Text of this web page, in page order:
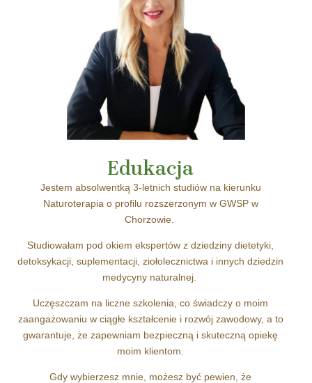
Edukacja
Jestem absolwentką 3-letnich studiów na kierunku
Naturoterapia o profilu rozszerzonym w GWSP w
Chorzowie.
Studiowałam pod okiem ekspertów z dziedziny dietetyki,
detoksykacji, suplementacji, ziołolecznictwa i innych dziedzin
medycyny naturalnej.
Uczęszczam na liczne szkolenia, co świadczy o moim
zaangażowaniu w ciągłe kształcenie i rozwój zawodowy, a to
gwarantuje, że zapewniam bezpieczną i skuteczną opiekę
moim klientom.
Gdy wybierzesz mnie, możesz być pewien, że